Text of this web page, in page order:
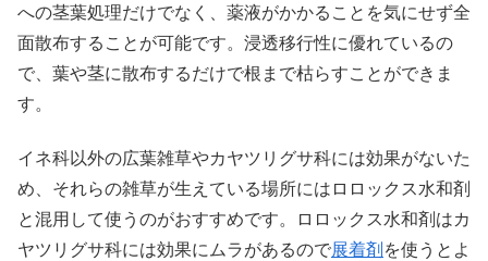
への茎葉処理だけでなく、薬液がかかることを気にせず全
面散布することが可能です。浸透移行性に優れているの
で、葉や茎に散布するだけで根まで枯らすことができま
す。
イネ科以外の広葉雑草やカヤツリグサ科には効果がないた
め、それらの雑草が生えている場所にはロロックス水和剤
と混用して使うのがおすすめです。ロロックス水和剤はカ
ヤツリグサ科には効果にムラがあるので展着剤 を使うとよ
X
はてブ
LINE